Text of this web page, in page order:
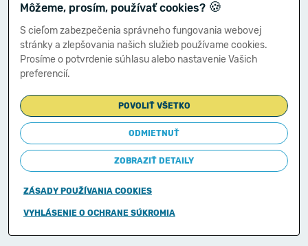
Môžeme, prosím, používať cookies? 🍪
S cieľom zabezpečenia správneho fungovania webovej
stránky a zlepšovania našich služieb používame cookies.
Prosíme o potvrdenie súhlasu alebo nastavenie Vašich
preferencií.
POVOLIŤ VŠETKO
ODMIETNUŤ
ZOBRAZIŤ DETAILY
ZÁSADY POUŽÍVANIA COOKIES
VYHLÁSENIE O OCHRANE SÚKROMIA
Copyright © 2011-2026